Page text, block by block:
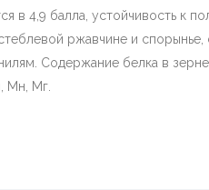
в 4,9 балла, устойчивость к
ржавчине и
Содержание белка в зерне
Мн, Мг.